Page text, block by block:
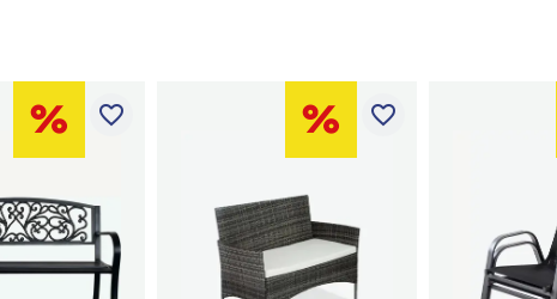
favorite_border favorite_border